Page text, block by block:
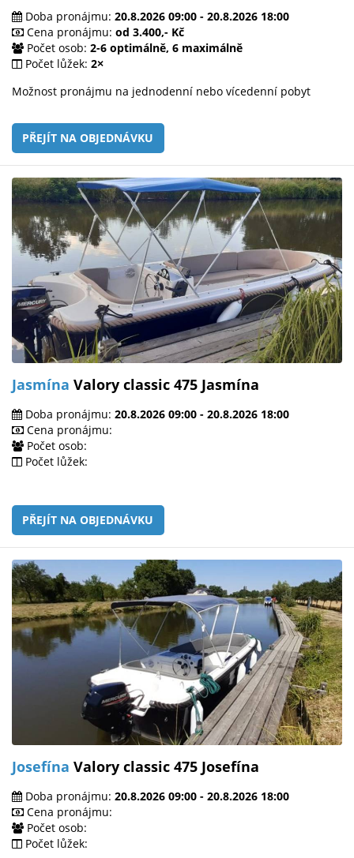
Doba pronájmu: 20.8.2026 09:00 - 20.8.2026 18:00
Cena pronájmu: od 3.400,- Kč
Počet osob: 2-6 optimálně, 6 maximálně
Počet lůžek: 2×
Možnost pronájmu na jednodenní nebo vícedenní pobyt
PŘEJÍT NA OBJEDNÁVKU
Jasmína Valory classic 475 Jasmína
Doba pronájmu: 20.8.2026 09:00 - 20.8.2026 18:00
Cena pronájmu:
Počet osob:
Počet lůžek:
PŘEJÍT NA OBJEDNÁVKU
Josefína Valory classic 475 Josefína
Doba pronájmu: 20.8.2026 09:00 - 20.8.2026 18:00
Cena pronájmu:
Počet osob:
Počet lůžek: